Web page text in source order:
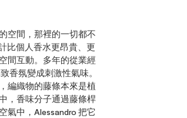
空間，那裡的一切都不
比個人香水更昂貴、更
間互動。多年的從業經
香氛變成刺激性氣味。
編織物的藤條本來是植
，香味分子通過藤條桿
氣中，Alessandro 把它